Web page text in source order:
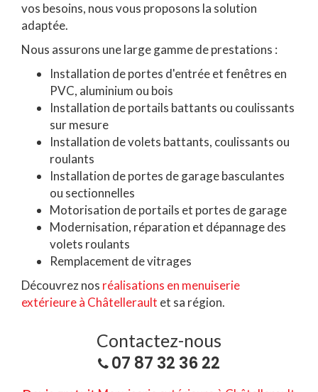
vos besoins, nous vous proposons la solution
adaptée.
Nous assurons une large gamme de prestations :
Installation de portes d'entrée et fenêtres en
PVC, aluminium ou bois
Installation de portails battants ou coulissants
sur mesure
Installation de volets battants, coulissants ou
roulants
Installation de portes de garage basculantes
ou sectionnelles
Motorisation de portails et portes de garage
Modernisation, réparation et dépannage des
volets roulants
Remplacement de vitrages
Découvrez nos réalisations en menuiserie
extérieure à Châtellerault et sa région.
Contactez-nous
07 87 32 36 22